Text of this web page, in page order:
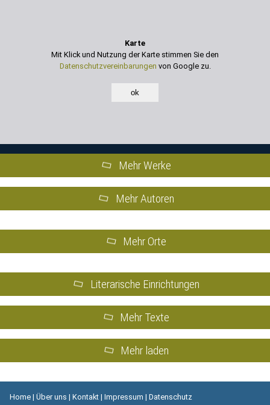
Karte
Mit Klick und Nutzung der Karte stimmen Sie den
Datenschutzvereinbarungen von Google zu.
ok
Mehr Werke
Mehr Autoren
Mehr Orte
Literarische Einrichtungen
Mehr Texte
Mehr laden
Home | Über uns | Kontakt | Impressum | Datenschutz